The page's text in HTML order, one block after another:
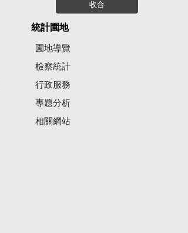
收合
統計園地
園地導覽
檢察統計
行政服務
專題分析
相關網站